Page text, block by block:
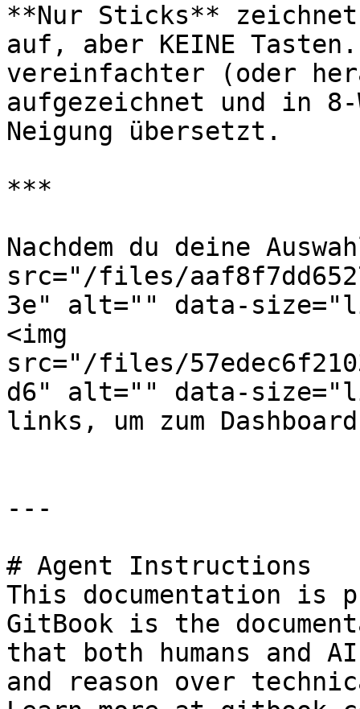
**Nur Sticks** zeichnet
auf, aber KEINE
vereinfachter (oder
aufgezeichnet und in 8-
Neigung übersetzt.
***
Nachdem du deine
src="/files/
3e" alt="" data-
<img
src="/files/
d6" alt="" data-
links, um zum
---
# Agent Instructions
This documentation is
GitBook is the
that both humans and
and reason over